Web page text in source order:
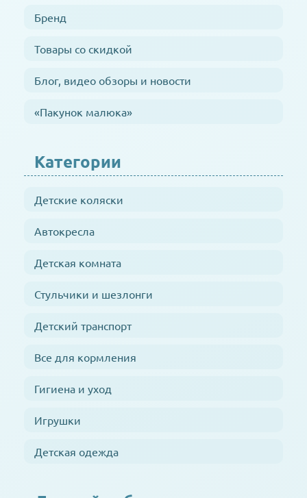
Бренд
Товары со скидкой
Блог, видео обзоры и новости
«Пакунок малюка»
Категории
Детские коляски
Автокресла
Детская комната
Стульчики и шезлонги
Детский транспорт
Все для кормления
Гигиена и уход
Игрушки
Детская одежда